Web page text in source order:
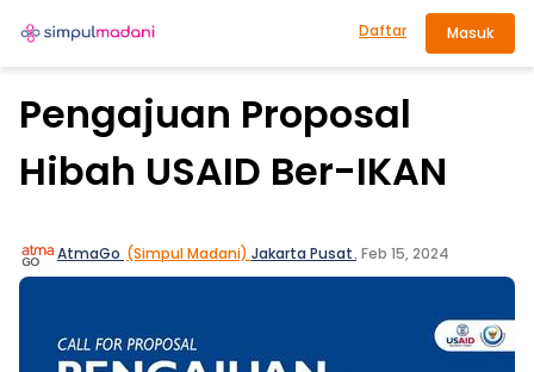
Daftar Masuk
Pengajuan Proposal
Hibah USAID Ber-IKAN
AtmaGo (Simpul Madani) Jakarta Pusat. Feb 15, 2024